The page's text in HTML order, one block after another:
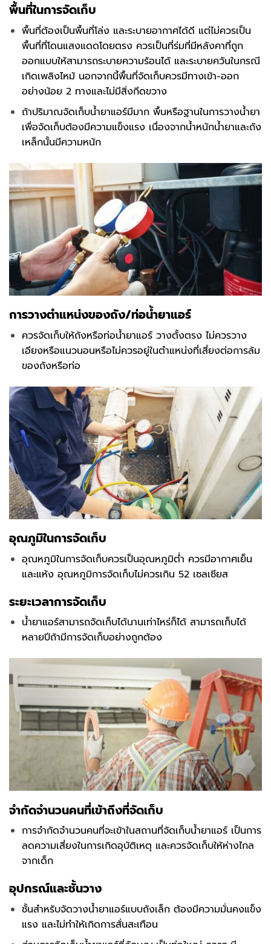
พื้นที่ในการจัดเก็บ
พื้นที่ต้องเป็นพื้นที่โล่ง และระบายอากาศได้ดี แต่ไม่ควรเป็น
พื้นที่ที่โดนแสงแดดโดยตรง ควรเป็นที่ร่มที่มีหลังคาที่ถูก
ออกแบบให้สามารถระบายความร้อนได้ และระบายควันในกรณี
เกิดเพลิงไหม้ นอกจากนี้พื้นที่จัดเก็บควรมีทางเข้า-ออก
อย่างน้อย 2 ทางและไม่มีสิ่งกีดขวาง
ถ้าปริมาณจัดเก็บน้ำยาแอร์มีมาก พื้นหรือฐานในการวางน้ำยา
เพื่อจัดเก็บต้องมีความแข็งแรง เนื่องจากน้ำหนักน้ำยาและถัง
เหล็กนั้นมีความหนัก
การวางตำแหน่งของถัง/ท่อน้ำยาแอร์
ควรจัดเก็บให้ถังหรือท่อน้ำยาแอร์ วางตั้งตรง ไม่ควรวาง
เอียงหรือแนวนอนหรือไม่ควรอยู่ในตำแหน่งที่เสี่ยงต่อการล้ม
ของถังหรือท่อ
อุณภูมิในการจัดเก็บ
อุณหภูมิในการจัดเก็บควรเป็นอุณหภูมิต่ำ ควรมีอากาศเย็น
และแห้ง อุณหภูมิการจัดเก็บไม่ควรเกิน 52 เซลเซียส
ระยะเวลาการจัดเก็บ
น้ำยาแอร์สามารถจัดเก็บได้นานเท่าไหร่ก็ได้ สามารถเก็บได้
หลายปีถ้ามีการจัดเก็บอย่างถูกต้อง
จำกัดจำนวนคนที่เข้าถึงที่จัดเก็บ
การจำกัดจำนวนคนที่จะเข้าในสถานที่จัดเก็บน้ำยาแอร์ เป็นการ
ลดความเสี่ยงในการเกิดอุบัติเหตุ และควรจัดเก็บให้ห่างไกล
จากเด็ก
อุปกรณ์และชั้นวาง
ชั้นสำหรับจัดวางน้ำยาแอร์แบบถังเล็ก ต้องมีความมั่นคงแข็ง
แรง และไม่ทำให้เกิดการสั่นสะเทือน